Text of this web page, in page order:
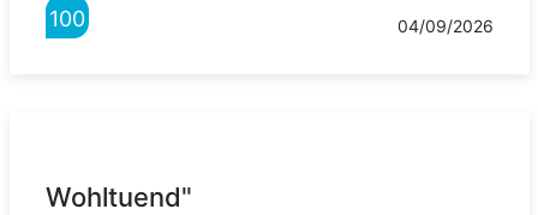
100 04/09/2026
Wohltuend"